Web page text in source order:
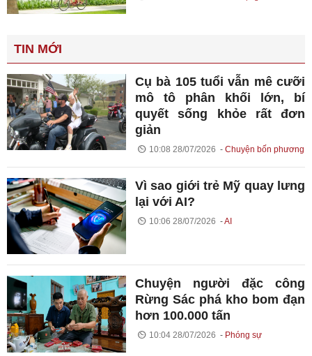
TIN MỚI
Cụ bà 105 tuổi vẫn mê cưỡi
mô tô phân khối lớn, bí
quyết sống khỏe rất đơn
giản
10:08 28/07/2026 Chuyện bốn phương
Vì sao giới trẻ Mỹ quay lưng
lại với AI?
10:06 28/07/2026 AI
Chuyện người đặc công
Rừng Sác phá kho bom đạn
hơn 100.000 tấn
10:04 28/07/2026 Phóng sự